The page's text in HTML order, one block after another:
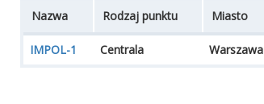
Nazwa Rodzaj punktu Miasto
IMPOL-1 Centrala Warszawa